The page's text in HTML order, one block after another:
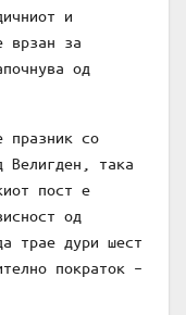
и
врзан за
од
празник со
Велигден, така
пост е
од
трае дури шест
пократок –